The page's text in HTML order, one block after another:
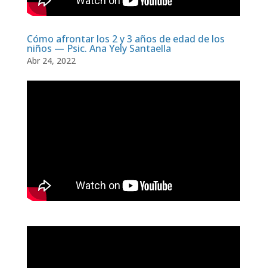
Cómo afrontar los 2 y 3 años de edad de los
niños — Psic. Ana Yely Santaella
Abr 24, 2022